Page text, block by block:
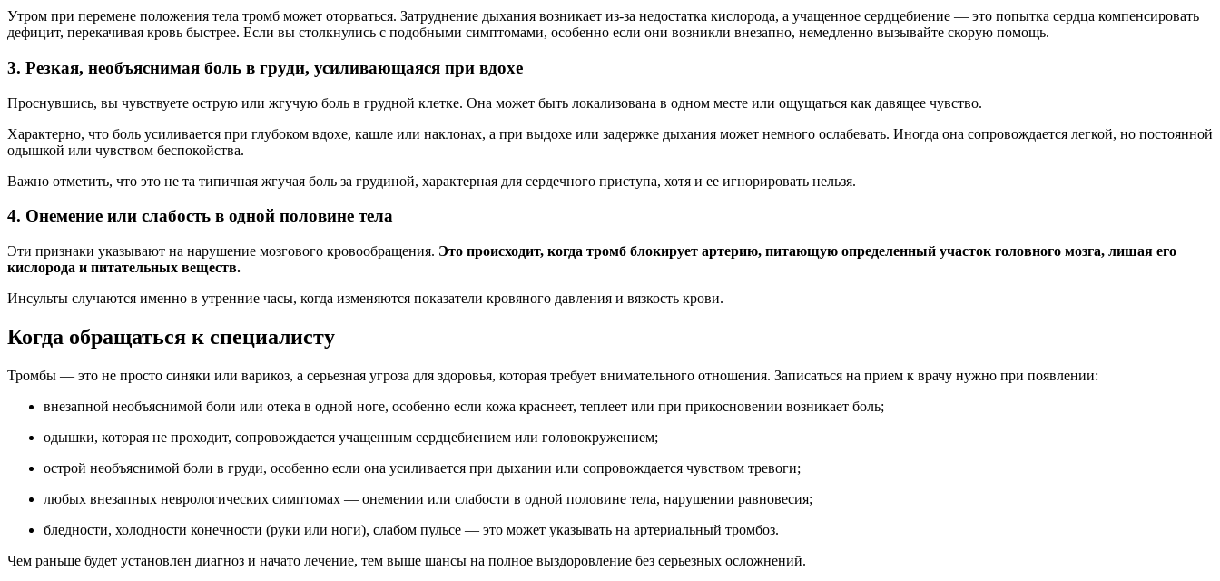
Утром при перемене положения тела тромб может оторваться. Затруднение дыхания возникает из-за недостатка кислорода, а учащенное сердцебиение — это попытка сердца компенсировать
дефицит, перекачивая кровь быстрее. Если вы столкнулись с подобными симптомами, особенно если они возникли внезапно, немедленно вызывайте скорую помощь.
3. Резкая, необъяснимая боль в груди, усиливающаяся при вдохе
Проснувшись, вы чувствуете острую или жгучую боль в грудной клетке. Она может быть локализована в одном месте или ощущаться как давящее чувство.
Характерно, что боль усиливается при глубоком вдохе, кашле или наклонах, а при выдохе или задержке дыхания может немного ослабевать. Иногда она сопровождается легкой, но постоянной
одышкой или чувством беспокойства.
Важно отметить, что это не та типичная жгучая боль за грудиной, характерная для сердечного приступа, хотя и ее игнорировать нельзя.
4. Онемение или слабость в одной половине тела
Эти признаки указывают на нарушение мозгового кровообращения. Это происходит, когда тромб блокирует артерию, питающую определенный участок головного мозга, лишая его
кислорода и питательных веществ.
Инсульты случаются именно в утренние часы, когда изменяются показатели кровяного давления и вязкость крови.
Когда обращаться к специалисту
Тромбы — это не просто синяки или варикоз, а серьезная угроза для здоровья, которая требует внимательного отношения. Записаться на прием к врачу нужно при появлении:
внезапной необъяснимой боли или отека в одной ноге, особенно если кожа краснеет, теплеет или при прикосновении возникает боль;
одышки, которая не проходит, сопровождается учащенным сердцебиением или головокружением;
острой необъяснимой боли в груди, особенно если она усиливается при дыхании или сопровождается чувством тревоги;
любых внезапных неврологических симптомах — онемении или слабости в одной половине тела, нарушении равновесия;
бледности, холодности конечности (руки или ноги), слабом пульсе — это может указывать на артериальный тромбоз.
Чем раньше будет установлен диагноз и начато лечение, тем выше шансы на полное выздоровление без серьезных осложнений.